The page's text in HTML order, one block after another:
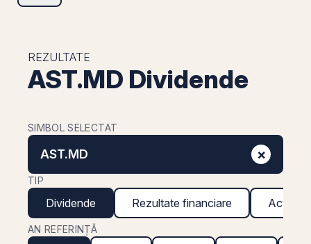
REZULTATE
AST.MD Dividende
SIMBOL SELECTAT
AST.MD ×
TIP
Dividende Rezultate financiare Acțiuni
AN REFERINȚĂ